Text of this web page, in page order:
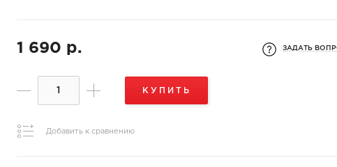
1 690 р. ЗАДАТЬ
КУПИТЬ
Добавить к сравнению